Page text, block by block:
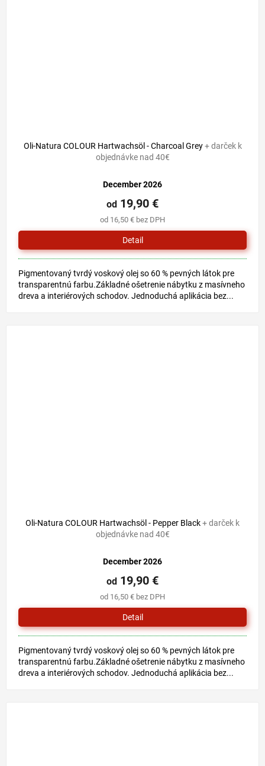
Oli-Natura COLOUR Hartwachsöl - Charcoal Grey+ darček k
objednávke nad 40€
December 2026
od 16,50 € bez DPH
od 19,90 €
Detail
Pigmentovaný tvrdý voskový olej so 60 % pevných látok pre
transparentnú farbu.Základné ošetrenie nábytku z masívneho
dreva a interiérových schodov. Jednoduchá aplikácia bez...
Oli-Natura COLOUR Hartwachsöl - Pepper Black+ darček k
objednávke nad 40€
December 2026
od 16,50 € bez DPH
od 19,90 €
Detail
Pigmentovaný tvrdý voskový olej so 60 % pevných látok pre
transparentnú farbu.Základné ošetrenie nábytku z masívneho
dreva a interiérových schodov. Jednoduchá aplikácia bez...